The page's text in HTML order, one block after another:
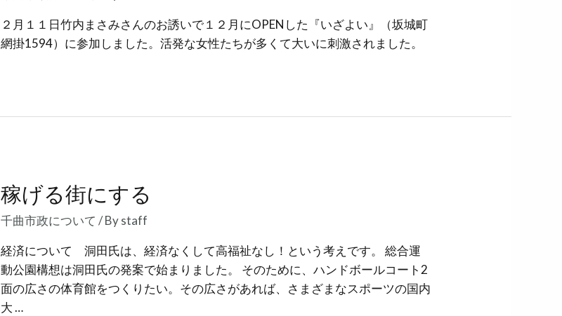
２月１１日竹内まさみさんのお誘いで１２月にOPENした『いざよい』（坂城町
網掛1594）に参加しました。活発な女性たちが多くて大いに刺激されました。
稼げる街にする
千曲市政について / Bystaff
経済について 洞田氏は、経済なくして高福祉なし！という考えです。 総合運
動公園構想は洞田氏の発案で始まりました。 そのために、ハンドボールコート2
面の広さの体育館をつくりたい。その広さがあれば、さまざまなスポーツの国内
大 …